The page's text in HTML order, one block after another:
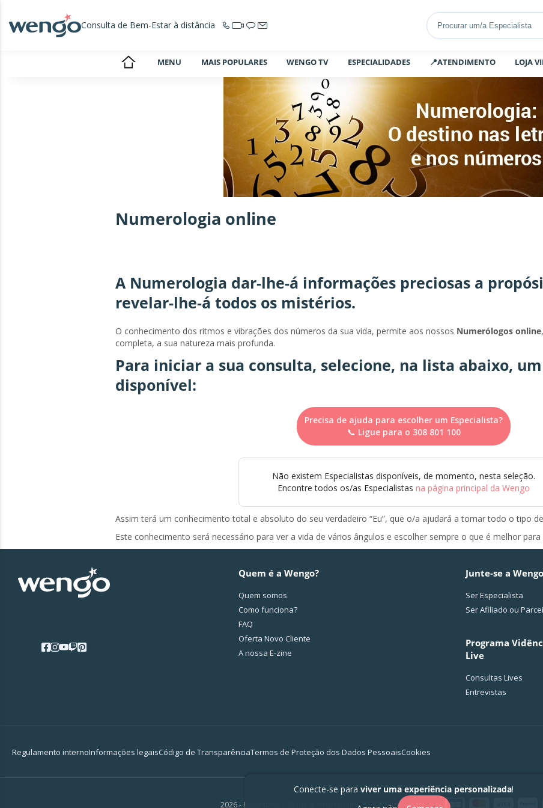
Consulta de Bem-Estar à distância
MENU MAIS POPULARES WENGO TV ESPECIALIDADES 📍ATENDIMENTO LOJA
Numerologia online
A Numerologia dar-lhe-á informações preciosas a
revelar-lhe-á todos os mistérios.
O conhecimento dos ritmos e vibrações dos números da sua vida, permite aos nossos Numerólogos online
completa, a sua natureza mais profunda.
Para iniciar a sua consulta, selecione, na lista abaixo,
disponível:
Precisa de ajuda para escolher um Especialista?
📞 Ligue para o 308 801 100
Não existem Especialistas disponíveis, de momento, nesta seleção.
Encontre todos os/as Especialistas na página principal da Wengo
Assim terá um conhecimento total e absoluto do seu verdadeiro “Eu”, que o/a ajudará a tomar todo o tipo
Este conhecimento será necessário para ver a vida de vários ângulos e escolher sempre o que é melhor
Quem é a Wengo?
Quem somos
Como funciona?
FAQ
Oferta Novo Cliente
A nossa E-zine
Junte-se a Wengo
Ser Especialista
Ser Afiliado ou
Programa
Live
Consultas Lives
Entrevistas
Regulamento internoInformações legaisCódigo de TransparênciaTermos de Proteção dos Dados PessoaisCookies
2026 - MyBestPro - 75 rue d'Amsterdam - 75008 Paris -Aviso legal
Conecte-se para viver uma experiência personalizada!